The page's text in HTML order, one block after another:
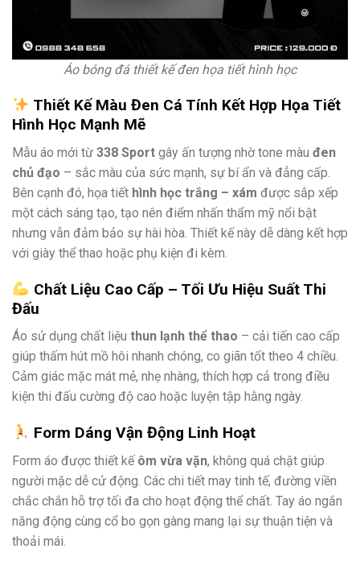
Áo bóng đá thiết kế đen họa tiết hình học
Thiết Kế Màu Đen Cá Tính Kết Hợp Họa Tiết
Hình Học Mạnh Mẽ
Mẫu áo mới từ 338 Sport gây ấn tượng nhờ tone màu đen
chủ đạo – sắc màu của sức mạnh, sự bí ẩn và đẳng cấp.
Bên cạnh đó, họa tiết hình học trắng – xám được sắp xếp
một cách sáng tạo, tạo nên điểm nhấn thẩm mỹ nổi bật
nhưng vẫn đảm bảo sự hài hòa. Thiết kế này dễ dàng kết hợp
với giày thể thao hoặc phụ kiện đi kèm.
Chất Liệu Cao Cấp – Tối Ưu Hiệu Suất Thi
Đấu
Áo sử dụng chất liệu thun lạnh thể thao – cải tiến cao cấp
giúp thấm hút mồ hôi nhanh chóng, co giãn tốt theo 4 chiều.
Cảm giác mặc mát mẻ, nhẹ nhàng, thích hợp cả trong điều
kiện thi đấu cường độ cao hoặc luyện tập hằng ngày.
Form Dáng Vận Động Linh Hoạt
Form áo được thiết kế ôm vừa vặn, không quá chật giúp
người mặc dễ cử động. Các chi tiết may tinh tế, đường viền
chắc chắn hỗ trợ tối đa cho hoạt động thể chất. Tay áo ngắn
năng động cùng cổ bo gọn gàng mang lại sự thuận tiện và
thoải mái.